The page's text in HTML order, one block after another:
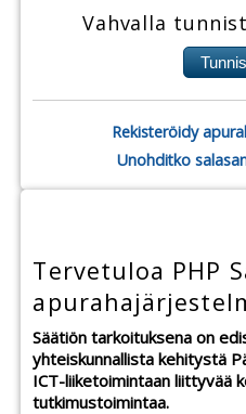
Vahvalla
Rekisteröidy
Unohditko
Tervetuloa PHP
Säätiön tarkoituksena on
yhteiskunnallista kehitystä
ICT-liiketoimintaan liittyvää
tutkimustoimintaa.